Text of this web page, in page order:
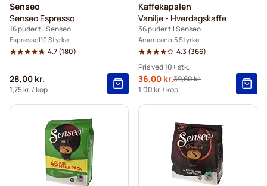
Senseo
Senseo Espresso
16 puder til Senseo
Espresso 10 Styrke
4.7(180)
28,00 kr.
1,75 kr./ kop
Kaffekapslen
Vanilje - Hverdagskaffe
36 puder til Senseo
Americano 5 Styrke
4.3 (366)
Pris ved 10+ stk.
Tilbudspris
36,00 kr.Normalpris
39,60 kr.
1,00 kr./ kop
1 =39,60 kr.
5+ =37,80 kr.
10+ =36,00 kr.